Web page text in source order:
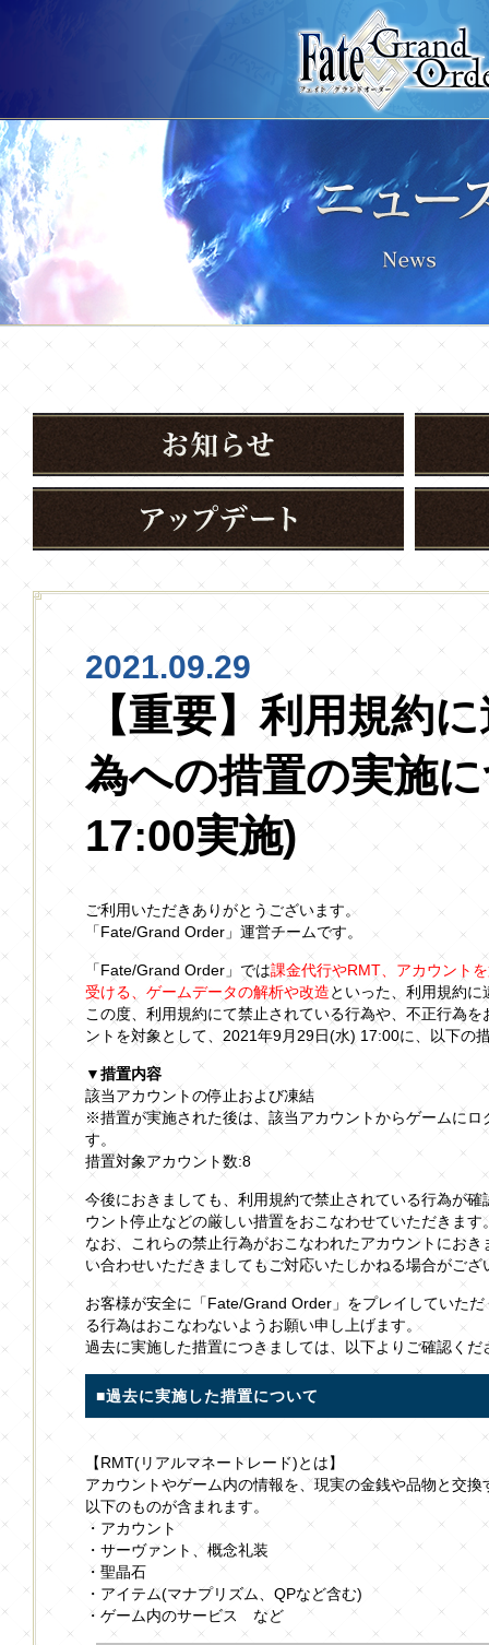
2021.09.29
【重要】利用規約
為への措置の実施
17:00実施)
ご利用いただきありがとうございます。
「Fate/Grand Order」運営チームです。
「Fate/Grand Order」では課金代行やRMT、アカウント
受ける、ゲームデータの解析や改造といった、利用規約
この度、利用規約にて禁止されている行為や、不正行為
ントを対象として、2021年9月29日(水) 17:00に、以下の
▼措置内容
該当アカウントの停止および凍結
※措置が実施された後は、該当アカウントからゲームにロ
す。
措置対象アカウント数:8
今後におきましても、利用規約で禁止されている行為が
ウント停止などの厳しい措置をおこなわせていただきます
なお、これらの禁止行為がおこなわれたアカウントにお
い合わせいただきましてもご対応いたしかねる場合がござ
お客様が安全に「Fate/Grand Order」をプレイしていた
る行為はおこなわないようお願い申し上げます。
過去に実施した措置につきましては、以下よりご確認くだ
■過去に実施した措置について
【RMT(リアルマネートレード)とは】
アカウントやゲーム内の情報を、現実の金銭や品物と交
以下のものが含まれます。
・アカウント
・サーヴァント、概念礼装
・聖晶石
・アイテム(マナプリズム、QPなど含む)
・ゲーム内のサービス など